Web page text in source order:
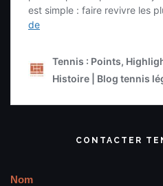
CONTACTER
Nom